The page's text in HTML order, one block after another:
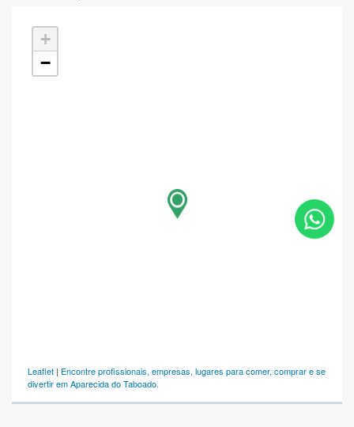
+
−
Leaflet | Encontre profissionais, empresas, lugares para comer, comprar e se
divertir em Aparecida do Taboado.